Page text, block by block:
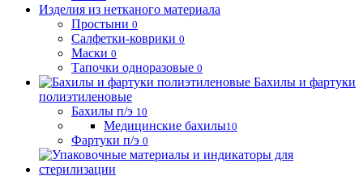
Изделия из нетканого материала
Простыни 0
Салфетки-коврики 0
Маски 0
Тапочки одноразовые 0
Бахилы и фартуки
полиэтиленовые
Бахилы п/э 10
Медицинские бахилы10
Фартуки п/э 0